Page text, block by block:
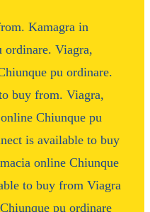
Kamagra in
ordinare. Viagra,
pu ordinare.
buy from. Viagra,
Chiunque pu
is available to buy
online Chiunque
to buy from Viagra
pu ordinare